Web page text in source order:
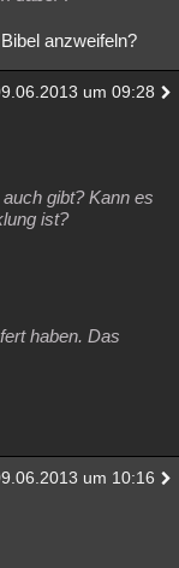
anzweifeln?
um 09:28
gibt? Kann es
ist?
haben. Das
um 10:16